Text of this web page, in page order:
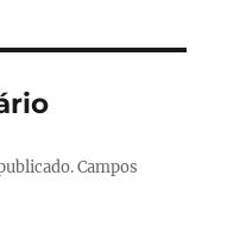
Campos